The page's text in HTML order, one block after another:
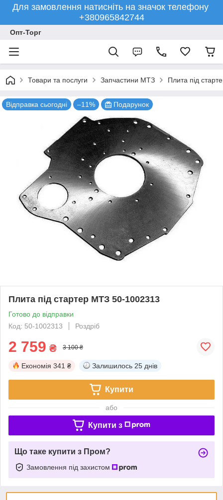
Для замовлення натисніть на значок телефону
+380965842744
Опт-Торг
Товари та послуги Запчастини МТЗ Плита під
Відправка сьогодні –11% Подарунок
Плита під стартер МТЗ 50-1002313
Готово до відправки
Код: 50-1002313
Роздріб
2 759 ₴ 3 100 ₴
Економія 341 ₴ Залишилось 25 днів
Купити
або
Купити з
Що таке купити з Пром?
Замовлення під захистом